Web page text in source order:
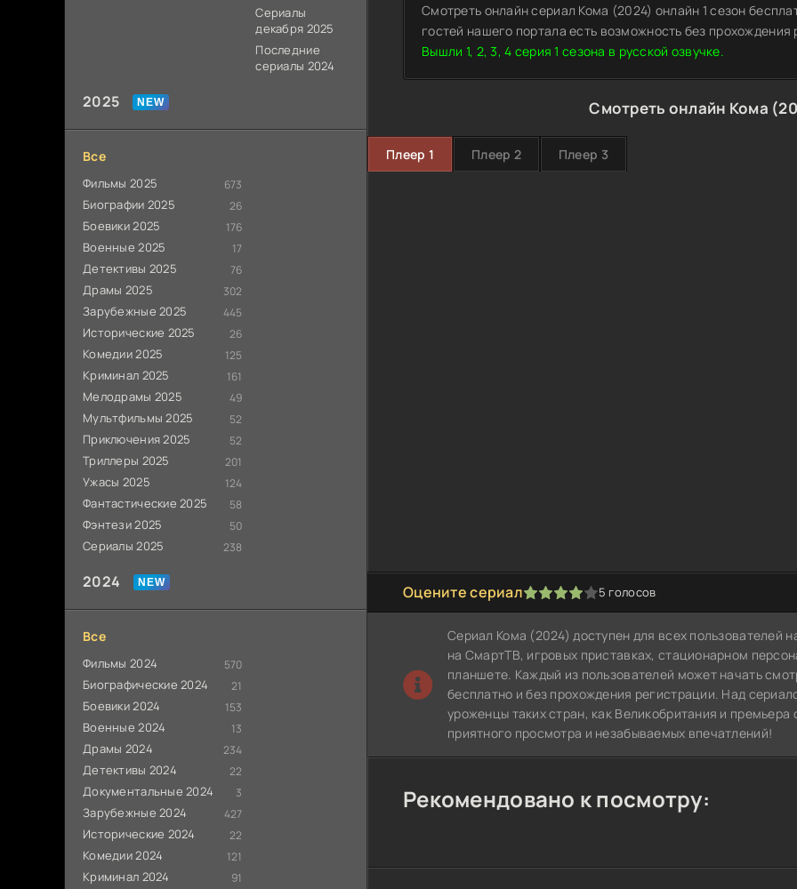
Сериалы
декабря 2025
Последние
сериалы 2024
2025
Все
Фильмы 2025 673
Биографии 2025 26
Боевики 2025 176
Военные 2025 17
Детективы 2025 76
Драмы 2025 302
Зарубежные 2025 445
Исторические 2025 26
Комедии 2025 125
Криминал 2025 161
Мелодрамы 2025 49
Мультфильмы 2025 52
Приключения 2025 52
Триллеры 2025 201
Ужасы 2025 124
Фантастические 2025 58
Фэнтези 2025 50
Сериалы 2025 238
2024
Все
Фильмы 2024 570
Биографические 2024 21
Боевики 2024 153
Военные 2024 13
Драмы 2024 234
Детективы 2024 22
Документальные 2024 3
Зарубежные 2024 427
Исторические 2024 22
Комедии 2024 121
Криминал 2024 91
Смотреть онлайн сериал Кома (2024) онлайн 1 сезон
гостей нашего портала есть возможность без прохождения
Вышли 1, 2, 3, 4 серия 1 сезона в русской озвучке.
Смотреть онлайн Кома
Плеер 1 Плеер 2 Плеер 3
Оцените сериал
1 2 3 4 5 5 голосов
Сериал Кома (2024) доступен для всех пользователей
на СмартТВ, игровых приставках, стационарном
планшете. Каждый из пользователей может начать
бесплатно и без прохождения регистрации. Над
уроженцы таких стран, как Великобритания и
приятного просмотра и незабываемых впечатлений!
Рекомендовано к посмотру: